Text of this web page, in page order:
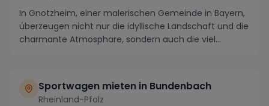
In Gnotzheim, einer malerischen Gemeinde in Bayern,
überzeugen nicht nur die idyllische Landschaft und die
charmante Atmosphäre, sondern auch die viel...
Sportwagen mieten in Bundenbach
Rheinland-Pfalz